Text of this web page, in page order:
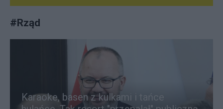
#Rząd
Karaoke, basen z kulkami i tańce